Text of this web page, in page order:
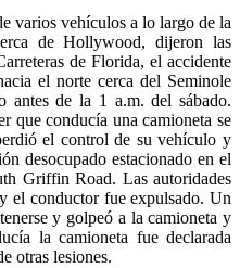
varios vehículos a lo largo de la
de Hollywood, dijeron las
de Florida, el accidente
el norte cerca del Seminole
de la 1 a.m. del sábado.
que conducía una camioneta se
el control de su vehículo y
desocupado estacionado en el
Griffin Road. Las autoridades
el conductor fue expulsado. Un
y golpeó a la camioneta y
la camioneta fue declarada
otras lesiones.